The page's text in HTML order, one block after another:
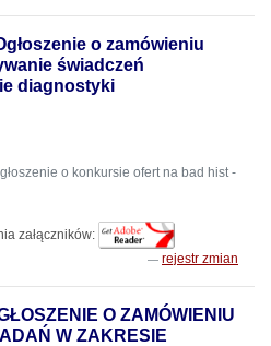
o zamówieniu
świadczeń
diagnostyki
o konkursie ofert na bad hist -
załączników:
rejestr zmian
O ZAMÓWIENIU
W ZAKRESIE